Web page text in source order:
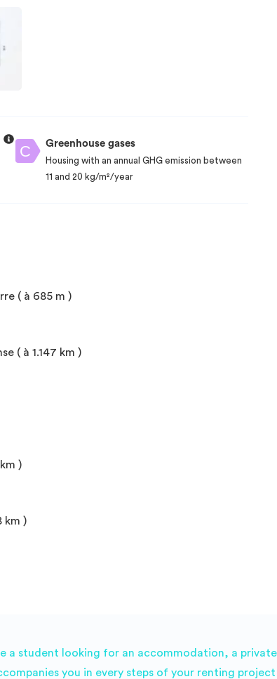
Greenhouse gases
Housing with an annual GHG emission between
11 and 20 kg/m²/year
( à 685 m )
( à 1.147 km )
)
km )
a student looking for an accommodation, a
you in every steps of your renting project